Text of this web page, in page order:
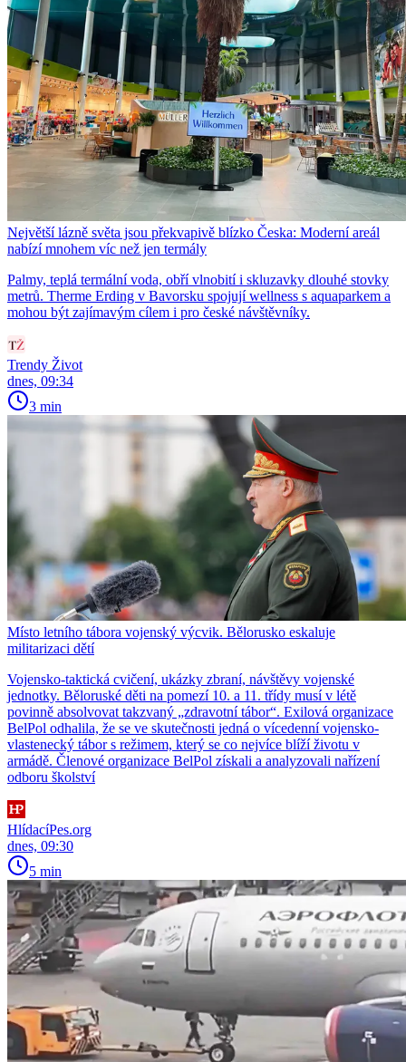
Největší lázně světa jsou překvapivě blízko Česka: Moderní areál
nabízí mnohem víc než jen termály
Palmy, teplá termální voda, obří vlnobití i skluzavky dlouhé stovky
metrů. Therme Erding v Bavorsku spojují wellness s aquaparkem a
mohou být zajímavým cílem i pro české návštěvníky.
Trendy Život
dnes, 09:34
3 min
Místo letního tábora vojenský výcvik. Bělorusko eskaluje
militarizaci dětí
Vojensko-taktická cvičení, ukázky zbraní, návštěvy vojenské
jednotky. Běloruské děti na pomezí 10. a 11. třídy musí v létě
povinně absolvovat takzvaný „zdravotní tábor“. Exilová organizace
BelPol odhalila, že se ve skutečnosti jedná o vícedenní vojensko-
vlastenecký tábor s režimem, který se co nejvíce blíží životu v
armádě. Členové organizace BelPol získali a analyzovali nařízení
odboru školství
HlídacíPes.org
dnes, 09:30
5 min